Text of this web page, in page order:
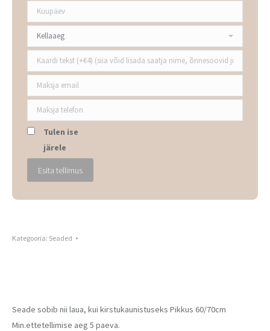
Tulen ise
järele
Kategooria: Seaded
Seade sobib nii laua, kui kirstukaunistuseks Pikkus 60/70cm
Min.ettetellimise aeg 5 paeva.